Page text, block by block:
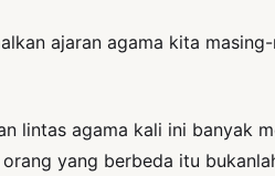
ajaran agama kita
lintas agama kali ini banyak
yang berbeda itu